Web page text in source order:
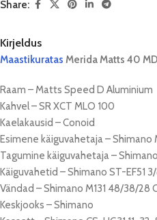
Share:
Kirjeldus
Maastikuratas Merida Matts 40 MD
Raam – Matts Speed D Aluminium
Kahvel – SR XCT MLO 100
Kaelakausid – Conoid
Esimene käiguvahetaja – Shimano
Tagumine käiguvahetaja –
Käiguvahetid – Shimano ST-EF51
Vändad – Shimano M131 48/38/28
Keskjooks – Shimano